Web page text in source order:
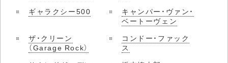
ギャラクシー500
キャンパー・ヴァン・
ベートーヴェン
ザ・クリーン
（Garage Rock）
コンドー・ファック
ス